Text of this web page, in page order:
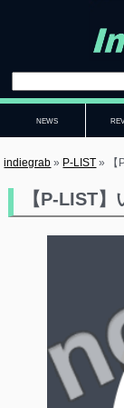
NEWS
indiegrab » P-LIST »
【P-LIST